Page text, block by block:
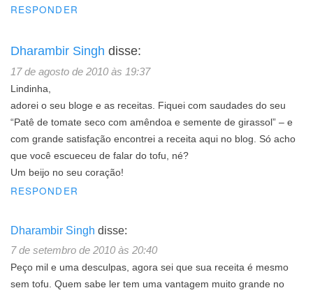
RESPONDER
Dharambir Singh disse:
17 de agosto de 2010 às 19:37
Lindinha,
adorei o seu bloge e as receitas. Fiquei com saudades do seu
“Patê de tomate seco com amêndoa e semente de girassol” – e
com grande satisfação encontrei a receita aqui no blog. Só acho
que você escueceu de falar do tofu, né?
Um beijo no seu coração!
RESPONDER
Dharambir Singh disse:
7 de setembro de 2010 às 20:40
Peço mil e uma desculpas, agora sei que sua receita é mesmo
sem tofu. Quem sabe ler tem uma vantagem muito grande no